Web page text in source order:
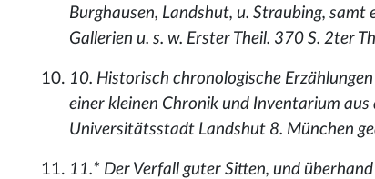
Burghausen, Landshut, u. Straubing,
Gallerien u. s. w. Erster Theil. 370 S. 2ter
10. Historisch chronologische
einer kleinen Chronik und Inventarium
Universitätsstadt Landshut 8. München
11.* Der Verfall guter Sitten, und